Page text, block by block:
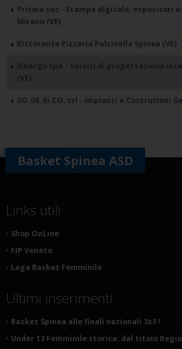
Prisma snc - Stampa digitale, espositori
Mirano (VE)
Ristorante Pizzeria Pulcinella Spinea (VE)
Sinergo SpA - Servizi di progettazione
(VE)
SO.GE.di.CO. srl - Impianti e Costruzioni
Basket Spinea ASD
Links utili
Shop OnLine
FIP Veneto
Lega Basket Femminile
Ultimi inserimenti
Basket Spinea alle finali nazionali 3x3 !
Under 13 Femminile storica: dal titolo